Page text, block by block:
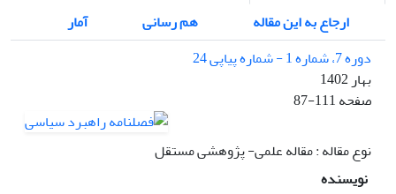
ارجاع به این مقاله
هم رسانی
آمار
دوره 7، شماره 1 - شماره پیاپی 24
بهار 1402
صفحه87-111
نوع مقاله : مقاله علمی- پژوهشی مستقل
نویسنده